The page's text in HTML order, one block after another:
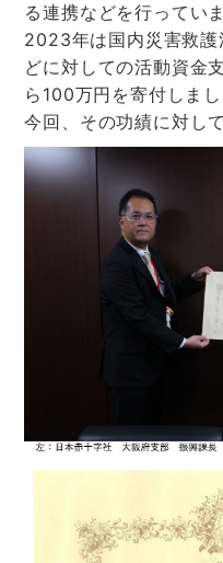
る連携などを行っていま
2023年は国内災害救護
どに対しての活動資金
ら100万円を寄付しまし
今回、その功績に対し